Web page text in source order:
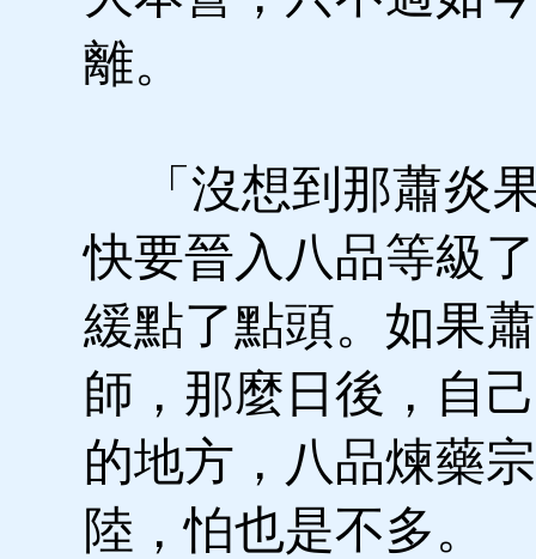
離。
「沒想到那蕭炎
快要晉入八品等級
緩點了點頭。如果
師，那麼日後，自
的地方，八品煉藥
陸，怕也是不多。